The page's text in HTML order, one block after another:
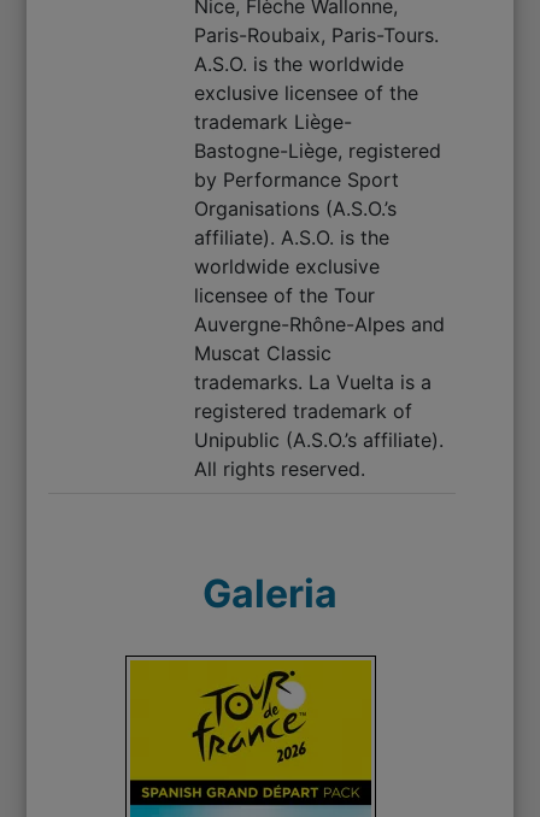
Nice, Flèche Wallonne,
Paris-Roubaix, Paris-Tours.
A.S.O. is the worldwide
exclusive licensee of the
trademark Liège-
Bastogne-Liège, registered
by Performance Sport
Organisations (A.S.O.’s
affiliate). A.S.O. is the
worldwide exclusive
licensee of the Tour
Auvergne-Rhône-Alpes and
Muscat Classic
trademarks. La Vuelta is a
registered trademark of
Unipublic (A.S.O.’s affiliate).
All rights reserved.
Galeria